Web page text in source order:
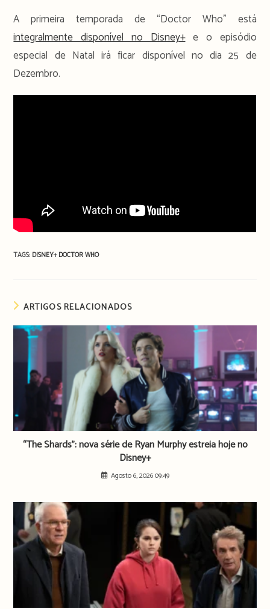
A primeira temporada de “Doctor Who” está
integralmente disponível no Disney+e o episódio
especial de Natal irá ficar disponível no dia 25 de
Dezembro.
TAGS: DISNEY+DOCTOR WHO
ARTIGOS RELACIONADOS
“The Shards”: nova série de Ryan Murphy estreia hoje no
Disney+
Agosto 6, 2026 09:49